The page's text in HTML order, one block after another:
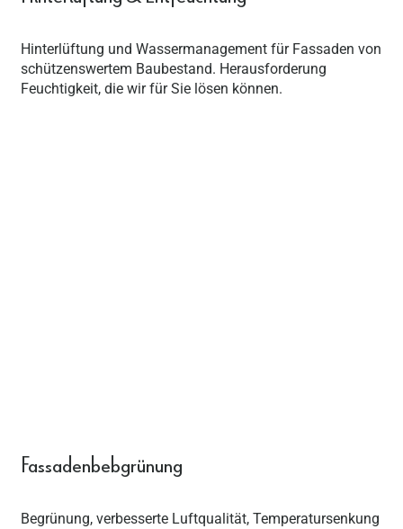
Hinterlüftung und Wassermanagement für Fassaden von
schützenswertem Baubestand. Herausforderung
Feuchtigkeit, die wir für Sie lösen können.
Fassadenbebgrünung
Begrünung, verbesserte Luftqualität, Temperatursenkung